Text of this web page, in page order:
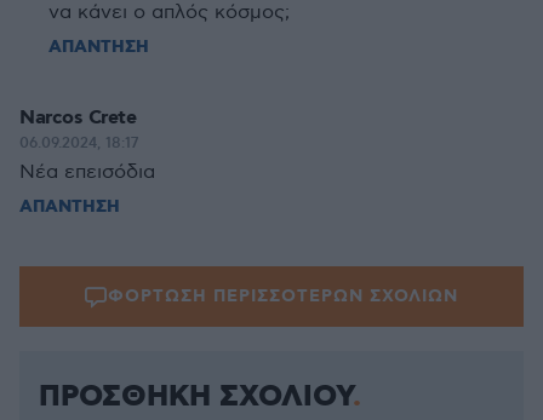
να κάνει ο απλός κόσμος;
ΑΠΑΝΤΗΣΗ
Narcos Crete
06.09.2024, 18:17
Νέα επεισόδια
ΑΠΑΝΤΗΣΗ
ΦΟΡΤΩΣΗ ΠΕΡΙΣΣΟΤΕΡΩΝ ΣΧΟΛΙΩΝ
ΠΡΟΣΘΗΚΗ ΣΧΟΛΙΟΥ